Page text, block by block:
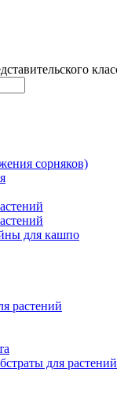
сорняков)
для кашпо
растений
для растений